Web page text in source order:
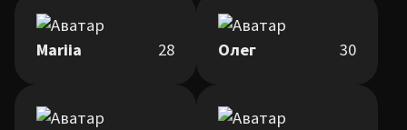
Mariia 28 Олег 30